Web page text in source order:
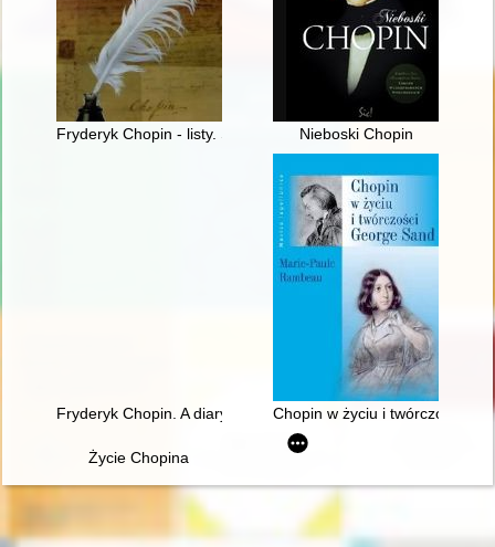
Fryderyk Chopin - listy. Skarbiec spuścizny epistolarnej w
Nieboski Chopin
Fryderyk Chopin. A diary in images. Original idea and text by
Chopin w życiu i twórczości
Życie Chopina